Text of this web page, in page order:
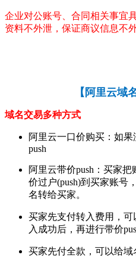
企业对公账号、合同相关事宜
资料不外泄，保证商议信息不外
【 阿里云域
域名交易多种方式
阿里云一口价购买：如
push
阿里云带价push：买家
价过户(push)到买家账号
名转给买家。
买家先支付转入费用，
入成功后，再进行带价
买家先付全款，可以给域